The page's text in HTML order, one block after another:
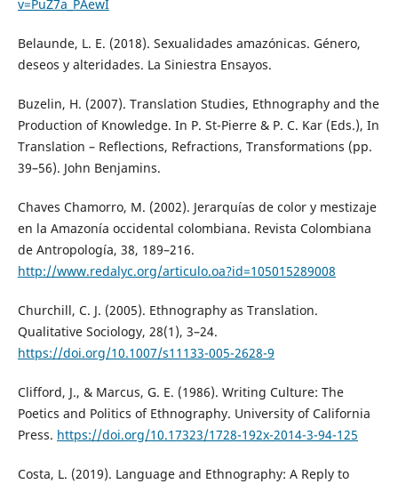
v=PuZ7a_PAewI
Belaunde, L. E. (2018). Sexualidades amazónicas. Género,
deseos y alteridades. La Siniestra Ensayos.
Buzelin, H. (2007). Translation Studies, Ethnography and the
Production of Knowledge. In P. St-Pierre & P. C. Kar (Eds.), In
Translation – Reflections, Refractions, Transformations (pp.
39–56). John Benjamins.
Chaves Chamorro, M. (2002). Jerarquías de color y mestizaje
en la Amazonía occidental colombiana. Revista Colombiana
de Antropología, 38, 189–216.
http://www.redalyc.org/articulo.oa?id=105015289008
Churchill, C. J. (2005). Ethnography as Translation.
Qualitative Sociology, 28(1), 3–24.
https://doi.org/10.1007/s11133-005-2628-9
Clifford, J., & Marcus, G. E. (1986). Writing Culture: The
Poetics and Politics of Ethnography. University of California
Press. https://doi.org/10.17323/1728-192x-2014-3-94-125
Costa, L. (2019). Language and Ethnography: A Reply to